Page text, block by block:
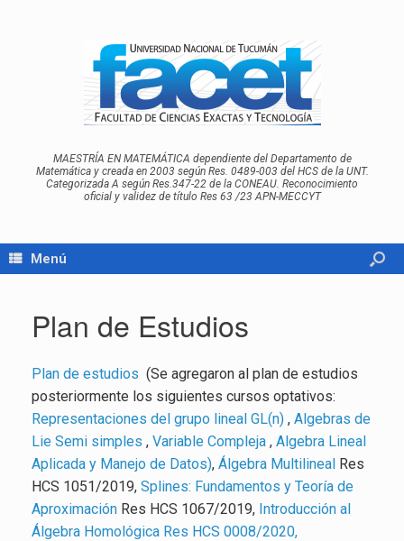
MAESTRÍA EN MATEMÁTICA dependiente del Departamento de
Matemática y creada en 2003 según Res. 0489-003 del HCS de la UNT.
Categorizada A según Res.347-22 de la CONEAU. Reconocimiento
oficial y validez de título Res 63 /23 APN-MECCYT
Menú
Plan de Estudios
Plan de estudios (Se agregaron al plan de estudios
posteriormente los siguientes cursos optativos:
Representaciones del grupo lineal GL(n) , Algebras de
Lie Semi simples , Variable Compleja , Algebra Lineal
Aplicada y Manejo de Datos), Álgebra Multilineal Res
HCS 1051/2019, Splines: Fundamentos y Teoría de
Aproximación Res HCS 1067/2019, Introducción al
Álgebra Homológica Res HCS 0008/2020,